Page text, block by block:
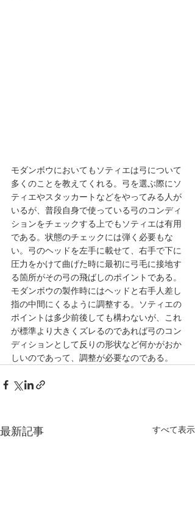
モダンボウにおいてもソティエは弓について
多くのことを教えてくれる。弓を選ぶ際にソ
ティエやスタッカートなどをやってみる人が
いるが、普段自身で使っている弓のコンディ
ションをチェックする上でもソティエは有用
である。状態のチェックには弾く必要もな
い。弓のヘッドを左手に載せて、右手で下に
圧力をかけて曲げた時に最初に弓毛に接地す
る箇所がその弓の飛ばしのポイントである。
モダンボウの製作時にはヘッドと右手人差し
指の中間にくるように調整する。ソティエの
ポイントは多少前後しても構わないが、これ
が標準より大きくズレるのであれば弓のコン
ディションとして反りの形状など何かがおか
しいのであって、調整が必要なのである。
最新記事 すべて表示